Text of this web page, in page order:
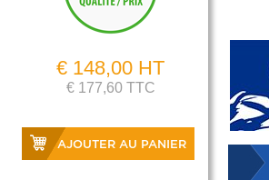
€ 148,00 HT
€ 177,60 TTC
AJOUTER AU PANIER